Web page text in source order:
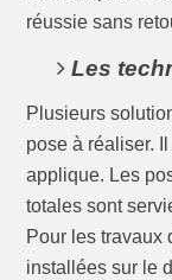
réussie sans
Les
Plusieurs
pose à réaliser.
applique. Les
totales sont
Pour les travaux
installées sur le